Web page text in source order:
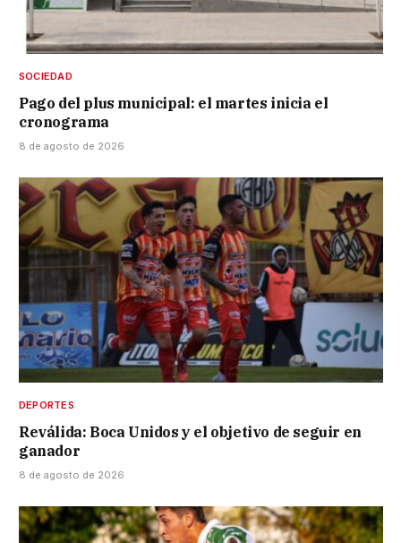
SOCIEDAD
Pago del plus municipal: el martes inicia el
cronograma
8 de agosto de 2026
DEPORTES
Reválida: Boca Unidos y el objetivo de seguir en
ganador
8 de agosto de 2026